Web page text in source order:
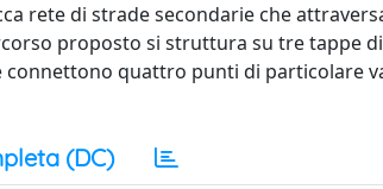
rete di strade secondarie che
proposto si struttura su tre tappe
quattro punti di particolare
(DC)